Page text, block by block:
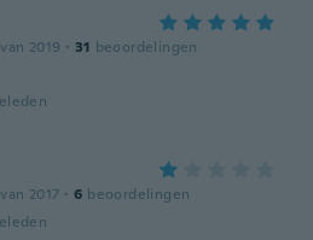
2019 · 31 beoordelingen
2017 · 6 beoordelingen